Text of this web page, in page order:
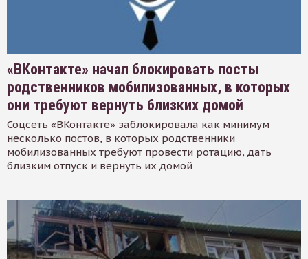
«ВКонтакте» начал блокировать посты
родственников мобилизованных, в которых
они требуют вернуть близких домой
Соцсеть «ВКонтакте» заблокировала как минимум
несколько постов, в которых родственники
мобилизованных требуют провести ротацию, дать
близким отпуск и вернуть их домой